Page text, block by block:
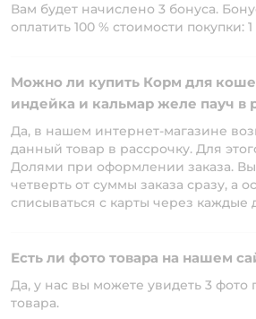
Вам будет начислено 3 бонуса.
оплатить 100 % стоимости покупки:
Можно ли купить Корм для
индейка и кальмар желе пауч в
Да, в нашем интернет-магазине
данный товар в рассрочку. Для
Долями при оформлении заказа. Вы
четверть от суммы заказа сразу, а
списываться с карты через каждые
Есть ли фото товара на нашем
Да, у нас вы можете увидеть 3 фото
товара.